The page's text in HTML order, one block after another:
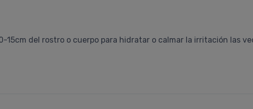
15cm del rostro o cuerpo para hidratar o calmar la irritación las